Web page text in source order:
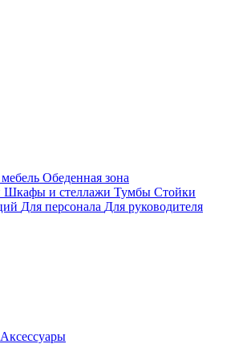
Обеденная зона
Шкафы и стеллажи Тумбы Стойки
Для персонала Для руководителя
Аксессуары